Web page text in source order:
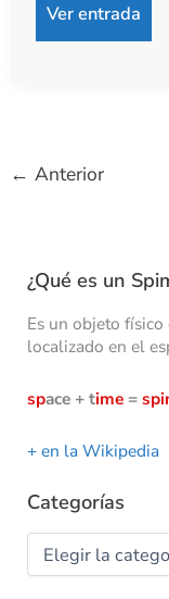
Ver entrada
← Anterior
¿Qué es un
Es un objeto
localizado en el
space + time =
+ en la Wikipedia
Categorías